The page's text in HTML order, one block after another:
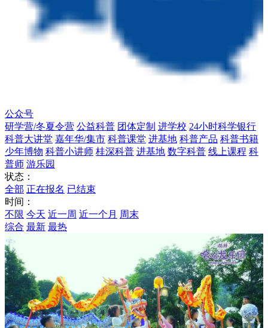
公众号
研学营/冬夏令营 公益科普 团体定制 进学校 24小时科学银行
科普大讲堂 嘉年华/集市 科普课堂 进基地 科普产品 科普书籍
少年博物 科普小讲师 桂深科普 进基地 数字科普 线上课程 科
普师 游乐园
状态：
全部 正在报名 已结束
时间：
不限 今天 近一周 近一个月 周末
综合 最新 最热